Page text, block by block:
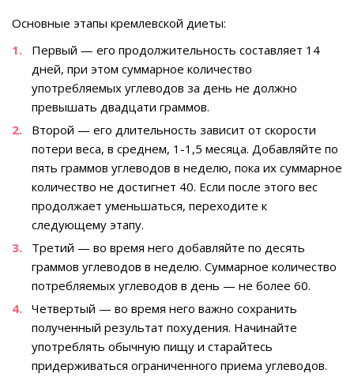
Основные этапы кремлевской диеты:
Первый — его продолжительность составляет 14
дней, при этом суммарное количество
употребляемых углеводов за день не должно
превышать двадцати граммов.
Второй — его длительность зависит от скорости
потери веса, в среднем, 1-1,5 месяца. Добавляйте по
пять граммов углеводов в неделю, пока их суммарное
количество не достигнет 40. Если после этого вес
продолжает уменьшаться, переходите к
следующему этапу.
Третий — во время него добавляйте по десять
граммов углеводов в неделю. Суммарное количество
потребляемых углеводов в день — не более 60.
Четвертый — во время него важно сохранить
полученный результат похудения. Начинайте
употреблять обычную пищу и старайтесь
придерживаться ограниченного приема углеводов.